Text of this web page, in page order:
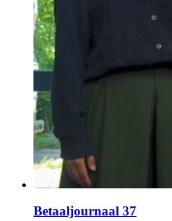
Betaaljournaal 37